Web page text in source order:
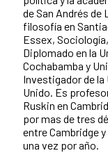
de San Andrés
filosofía en
Essex,
Diplomado en la
Cochabamba y
Investigador de la
Unido. Es
Ruskin en
por mas de tres
entre Cambridge
una vez por año.